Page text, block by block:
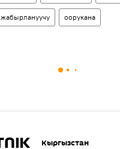
жабырлануучу оорукана
Кыргызстан